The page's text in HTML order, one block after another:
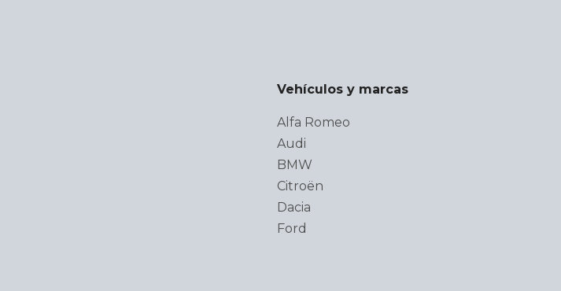
Vehículos y marcas
Alfa Romeo
Audi
BMW
Citroën
Dacia
Ford